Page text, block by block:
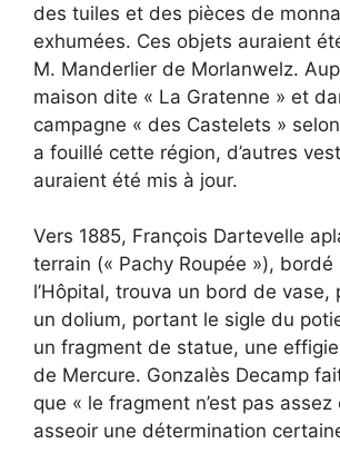
des tuiles et des pièces de
exhumées. Ces objets auraient
M. Manderlier de Morlanwelz.
maison dite « La Gratenne » et
campagne « des Castelets »
a fouillé cette région, d’autres
auraient été mis à jour.
Vers 1885, François Dartevelle
terrain (« Pachy Roupée »),
l’Hôpital, trouva un bord de vase,
un dolium, portant le sigle du
un fragment de statue, une
de Mercure. Gonzalès Decamp
que « le fragment n’est pas
asseoir une détermination